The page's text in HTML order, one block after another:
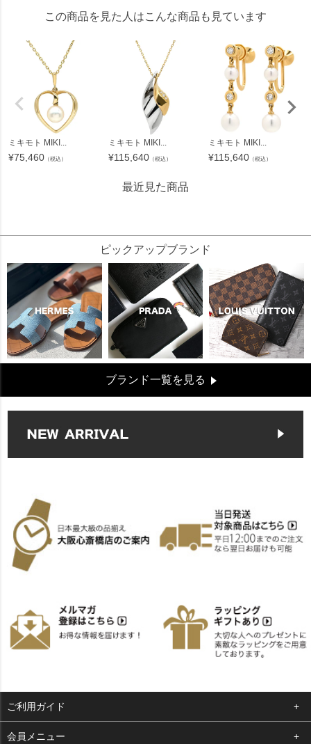
この商品を見た人はこんな商品も見ています
ミキモト MIKI...
¥75,460 （税込）
ミキモト MIKI...
¥115,640 （税込）
ミキモト MIKI...
¥115,640 （税込）
最近見た商品
ピックアップブランド
ブランド一覧を見る
ご利用ガイド
よくある質問
会員メニュー